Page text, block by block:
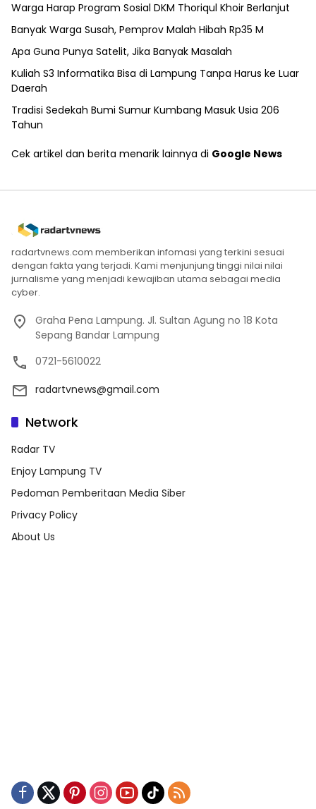
Warga Harap Program Sosial DKM Thoriqul Khoir Berlanjut
Banyak Warga Susah, Pemprov Malah Hibah Rp35 M
Apa Guna Punya Satelit, Jika Banyak Masalah
Kuliah S3 Informatika Bisa di Lampung Tanpa Harus ke Luar
Daerah
Tradisi Sedekah Bumi Sumur Kumbang Masuk Usia 206
Tahun
Cek artikel dan berita menarik lainnya di Google News
radartvnews.com memberikan infomasi yang terkini sesuai
dengan fakta yang terjadi. Kami menjunjung tinggi nilai nilai
jurnalisme yang menjadi kewajiban utama sebagai media
cyber.
Graha Pena Lampung. Jl. Sultan Agung no 18 Kota
Sepang Bandar Lampung
0721-5610022
radartvnews@gmail.com
Network
Radar TV
Enjoy Lampung TV
Pedoman Pemberitaan Media Siber
Privacy Policy
About Us